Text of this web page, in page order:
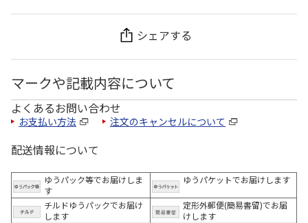
シェアする
マークや記載内容について
よくあるお問い合わせ
お支払い方法 注文のキャンセルについて
配送情報について
ゆうパック等でお届けしま
す
ゆうパケットでお届けします
チルドゆうパックでお届け
します
定形外郵便(簡易書留)でお届
けします